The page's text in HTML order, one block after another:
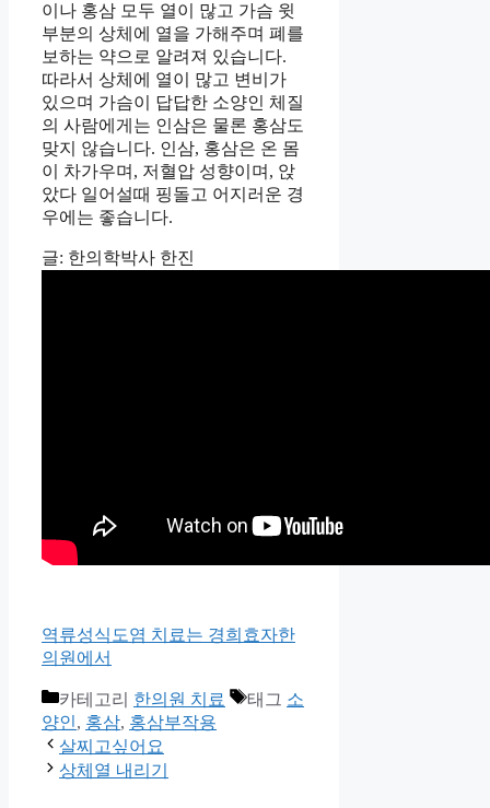
이나 홍삼 모두 열이 많고 가슴 윗
부분의 상체에 열을 가해주며 폐를
보하는 약으로 알려져 있습니다.
따라서 상체에 열이 많고 변비가
있으며 가슴이 답답한 소양인 체질
의 사람에게는 인삼은 물론 홍삼도
맞지 않습니다. 인삼, 홍삼은 온 몸
이 차가우며, 저혈압 성향이며, 앉
았다 일어설때 핑돌고 어지러운 경
우에는 좋습니다.
글: 한의학박사 한진
역류성식도염 치료는 경희효자한
의원에서
카테고리 한의원 치료 태그 소
양인, 홍삼, 홍삼부작용
살찌고싶어요
상체열 내리기